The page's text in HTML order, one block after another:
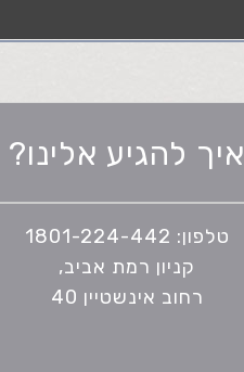
איך להגיע אלינו?
טלפון: 1801-224-442
קניון רמת אביב,
רחוב אינשטיין 40